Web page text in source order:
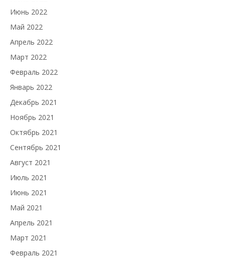
Июнь 2022
Май 2022
Апрель 2022
Март 2022
Февраль 2022
Январь 2022
Декабрь 2021
Ноябрь 2021
Октябрь 2021
Сентябрь 2021
Август 2021
Июль 2021
Июнь 2021
Май 2021
Апрель 2021
Март 2021
Февраль 2021